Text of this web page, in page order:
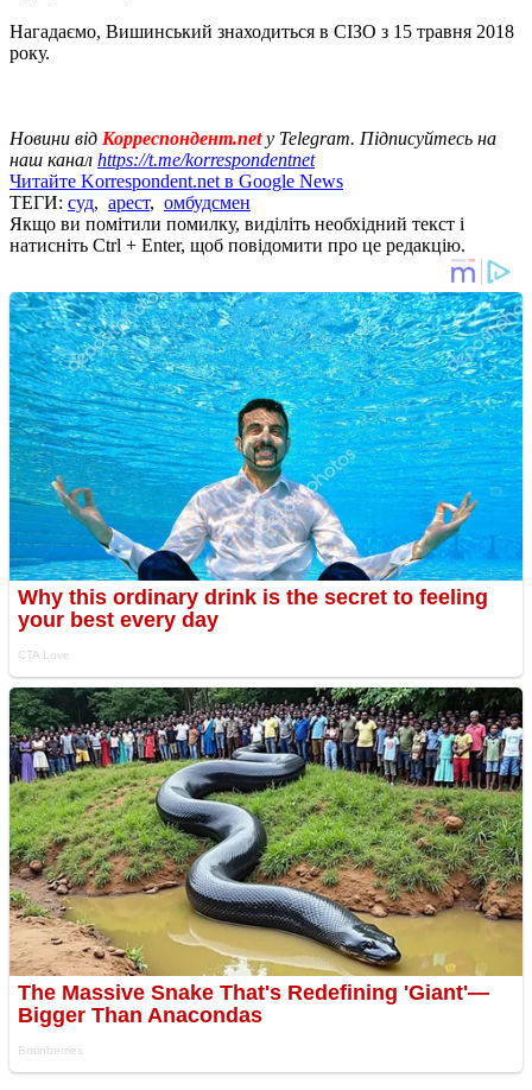
Нагадаємо, Вишинський знаходиться в СІЗО з 15 травня 2018
року.
Новини від Корреспондент.netу Telegram. Підписуйтесь на
наш канал https://t.me/korrespondentnet
Читайте Korrespondent.net в Google News
ТЕГИ: суд, арест, омбудсмен
Якщо ви помітили помилку, виділіть необхідний текст і
натисніть Ctrl + Enter, щоб повідомити про це редакцію.